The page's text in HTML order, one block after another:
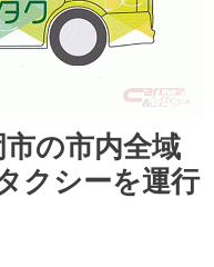
の市内全域
クシーを運行